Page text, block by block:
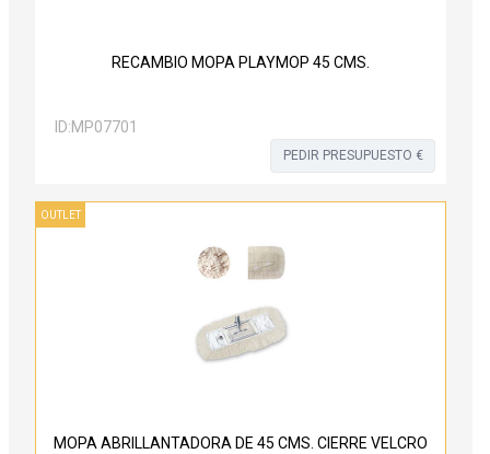
RECAMBIO MOPA PLAYMOP 45 CMS.
ID:MP07701
PEDIR PRESUPUESTO €
OUTLET
MOPA ABRILLANTADORA DE 45 CMS. CIERRE VELCRO